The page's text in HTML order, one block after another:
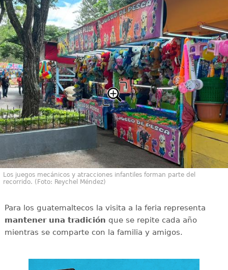
Los juegos mecánicos y atracciones infantiles forman parte del
recorrido. (Foto: Reychel Méndez)
Para los guatemaltecos la visita a la feria representa
mantener una tradición que se repite cada año
mientras se comparte con la familia y amigos.